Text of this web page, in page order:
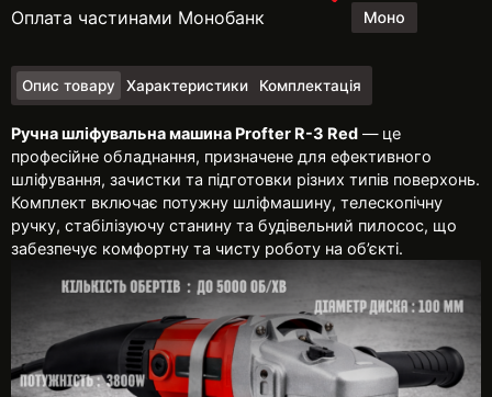
Оплата частинами Монобанк
Опис товару Характеристики Комплектація
Ручна шліфувальна машина Profter R-3 Red — це
професійне обладнання, призначене для ефективного
шліфування, зачистки та підготовки різних типів поверхонь.
Комплект включає потужну шліфмашину, телескопічну
ручку, стабілізуючу станину та будівельний пилосос, що
забезпечує комфортну та чисту роботу на об’єкті.